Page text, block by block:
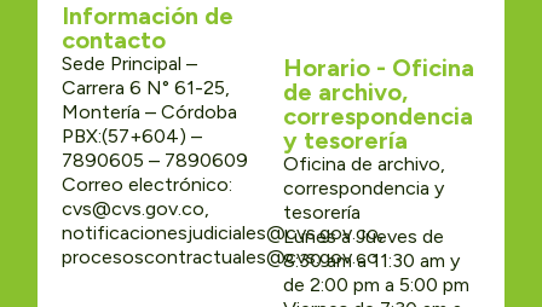
Información de
contacto
Sede Principal –
Carrera 6 N° 61-25,
Montería – Córdoba
PBX:(57+604) –
7890605 – 7890609
Correo electrónico:
cvs@cvs.gov.co,
notificacionesjudiciales@cvs.gov.co,
procesoscontractuales@cvs.gov.co
Horario - Oficina
de archivo,
correspondencia
y tesorería
Oficina de archivo,
correspondencia y
tesorería
Lunes a Jueves de
8:30 am a 11:30 am y
de 2:00 pm a 5:00 pm